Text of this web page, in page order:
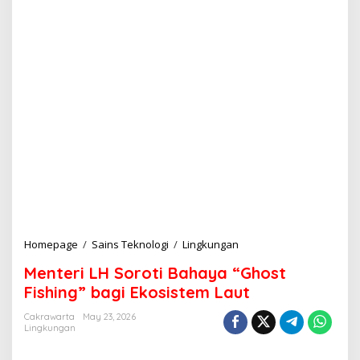
Homepage / Sains Teknologi / Lingkungan
n
t
e
r
i
Menteri LH Soroti Bahaya “Ghost
Fishing” bagi Ekosistem Laut
Cakrawarta
May 23, 2026
Lingkungan